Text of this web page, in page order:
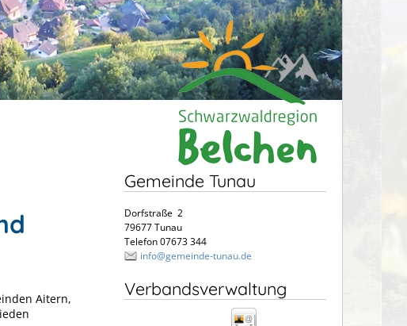
Aitern,
Gemeinde Tunau
Dorfstraße 2
79677 Tunau
Telefon 07673 344
info@gemeinde-tunau.de
Verbandsverwaltung